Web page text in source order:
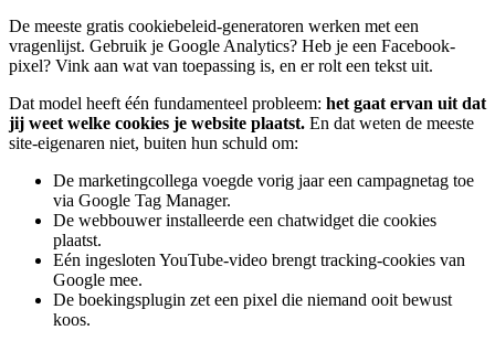
De meeste gratis cookiebeleid-generatoren werken met een
vragenlijst. Gebruik je Google Analytics? Heb je een Facebook-
pixel? Vink aan wat van toepassing is, en er rolt een tekst uit.
Dat model heeft één fundamenteel probleem: het gaat ervan uit dat
jij weet welke cookies je website plaatst. En dat weten de meeste
site-eigenaren niet, buiten hun schuld om:
De marketingcollega voegde vorig jaar een campagnetag toe
via Google Tag Manager.
De webbouwer installeerde een chatwidget die cookies
plaatst.
Eén ingesloten YouTube-video brengt tracking-cookies van
Google mee.
De boekingsplugin zet een pixel die niemand ooit bewust
koos.